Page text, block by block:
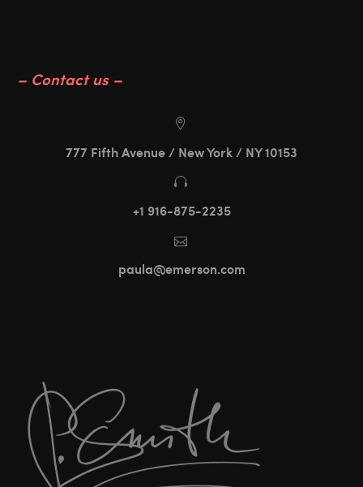
– Contact us –


777 Fifth Avenue / New York / NY 10153


+1 916-875-2235


paula@emerson.com